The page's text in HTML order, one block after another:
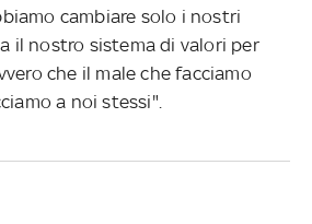
cambiare solo i nostri
il nostro sistema di valori per
che il male che facciamo
a noi stessi".